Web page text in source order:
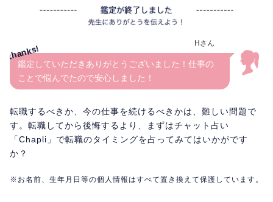
Hさん
鑑定していただきありがとうございました！仕事の
ことで悩んでたので安心しました！
転職するべきか、今の仕事を続けるべきかは、難しい問題で
す。転職してから後悔するより、まずはチャット占い
「Chapli」で転職のタイミングを占ってみてはいかがです
か？
※お名前、生年月日等の個人情報はすべて置き換えて保護しています。